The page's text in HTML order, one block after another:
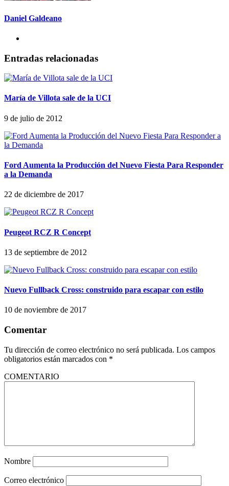
Daniel Galdeano
Entradas relacionadas
María de Villota sale de la UCI
9 de julio de 2012
Ford Aumenta la Producción del Nuevo Fiesta Para Responder
a la Demanda
22 de diciembre de 2017
Peugeot RCZ R Concept
13 de septiembre de 2012
Nuevo Fullback Cross: construido para escapar con estilo
10 de noviembre de 2017
Comentar
Tu dirección de correo electrónico no será publicada. Los campos
obligatorios están marcados con *
COMENTARIO
Nombre
Correo electrónico